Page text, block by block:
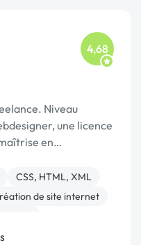
4,68
Niveau
une licence
en
CSS, HTML, XML
de site internet
Modules et composants